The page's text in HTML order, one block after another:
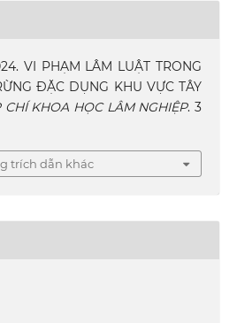
VI PHẠM LÂM LUẬT TRONG
ĐẶC DỤNG KHU VỰC TÂY
CHÍ KHOA HỌC LÂM NGHIỆP. 3
trích dẫn khác